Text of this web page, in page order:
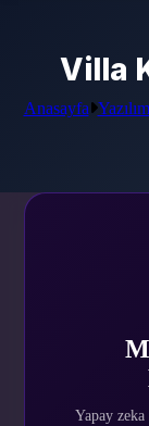
Villa
Anasayfa
Yapay
https://